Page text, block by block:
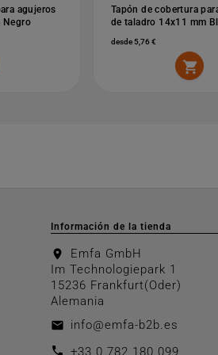
agujeros
Negro
Tapón de cobertura
de taladro 14x11 mm
desde 5,76 €

Información de la tienda
location_on
Emfa GmbH
Im Technologiepark 1
15236 Frankfurt(Oder)
Alemania
email info@emfa-b2b.es
call +33 0 782 180 099